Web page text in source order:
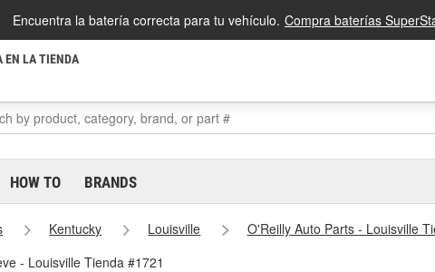
Encuentra la batería correcta para tu vehículo. Compra baterías
EN LA TIENDA
HOW TO BRANDS
Kentucky Louisville
O'Reilly Auto Parts - Louisville
- Louisville Tienda #1721